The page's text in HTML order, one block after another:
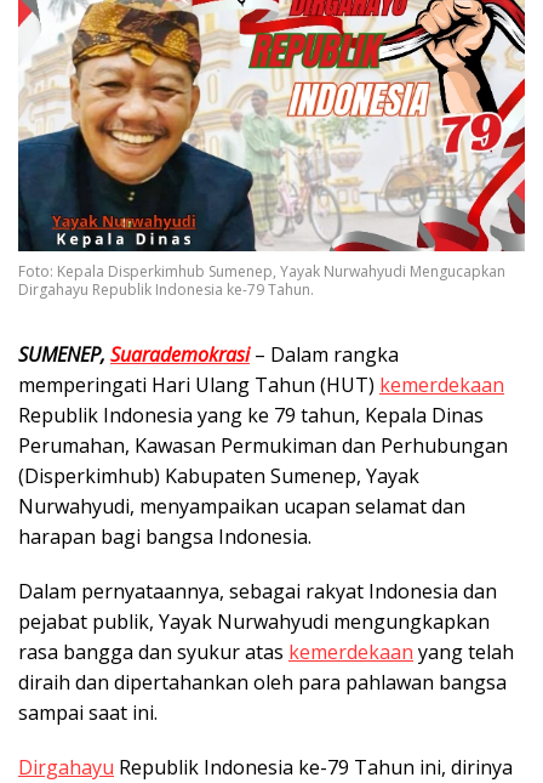
Foto: Kepala Disperkimhub Sumenep, Yayak Nurwahyudi Mengucapkan
Dirgahayu Republik Indonesia ke-79 Tahun.
SUMENEP, Suarademokrasi– Dalam rangka
memperingati Hari Ulang Tahun (HUT) kemerdekaan
Republik Indonesia yang ke 79 tahun, Kepala Dinas
Perumahan, Kawasan Permukiman dan Perhubungan
(Disperkimhub) Kabupaten Sumenep, Yayak
Nurwahyudi, menyampaikan ucapan selamat dan
harapan bagi bangsa Indonesia.
Dalam pernyataannya, sebagai rakyat Indonesia dan
pejabat publik, Yayak Nurwahyudi mengungkapkan
rasa bangga dan syukur atas kemerdekaan yang telah
diraih dan dipertahankan oleh para pahlawan bangsa
sampai saat ini.
Dirgahayu Republik Indonesia ke-79 Tahun ini, dirinya